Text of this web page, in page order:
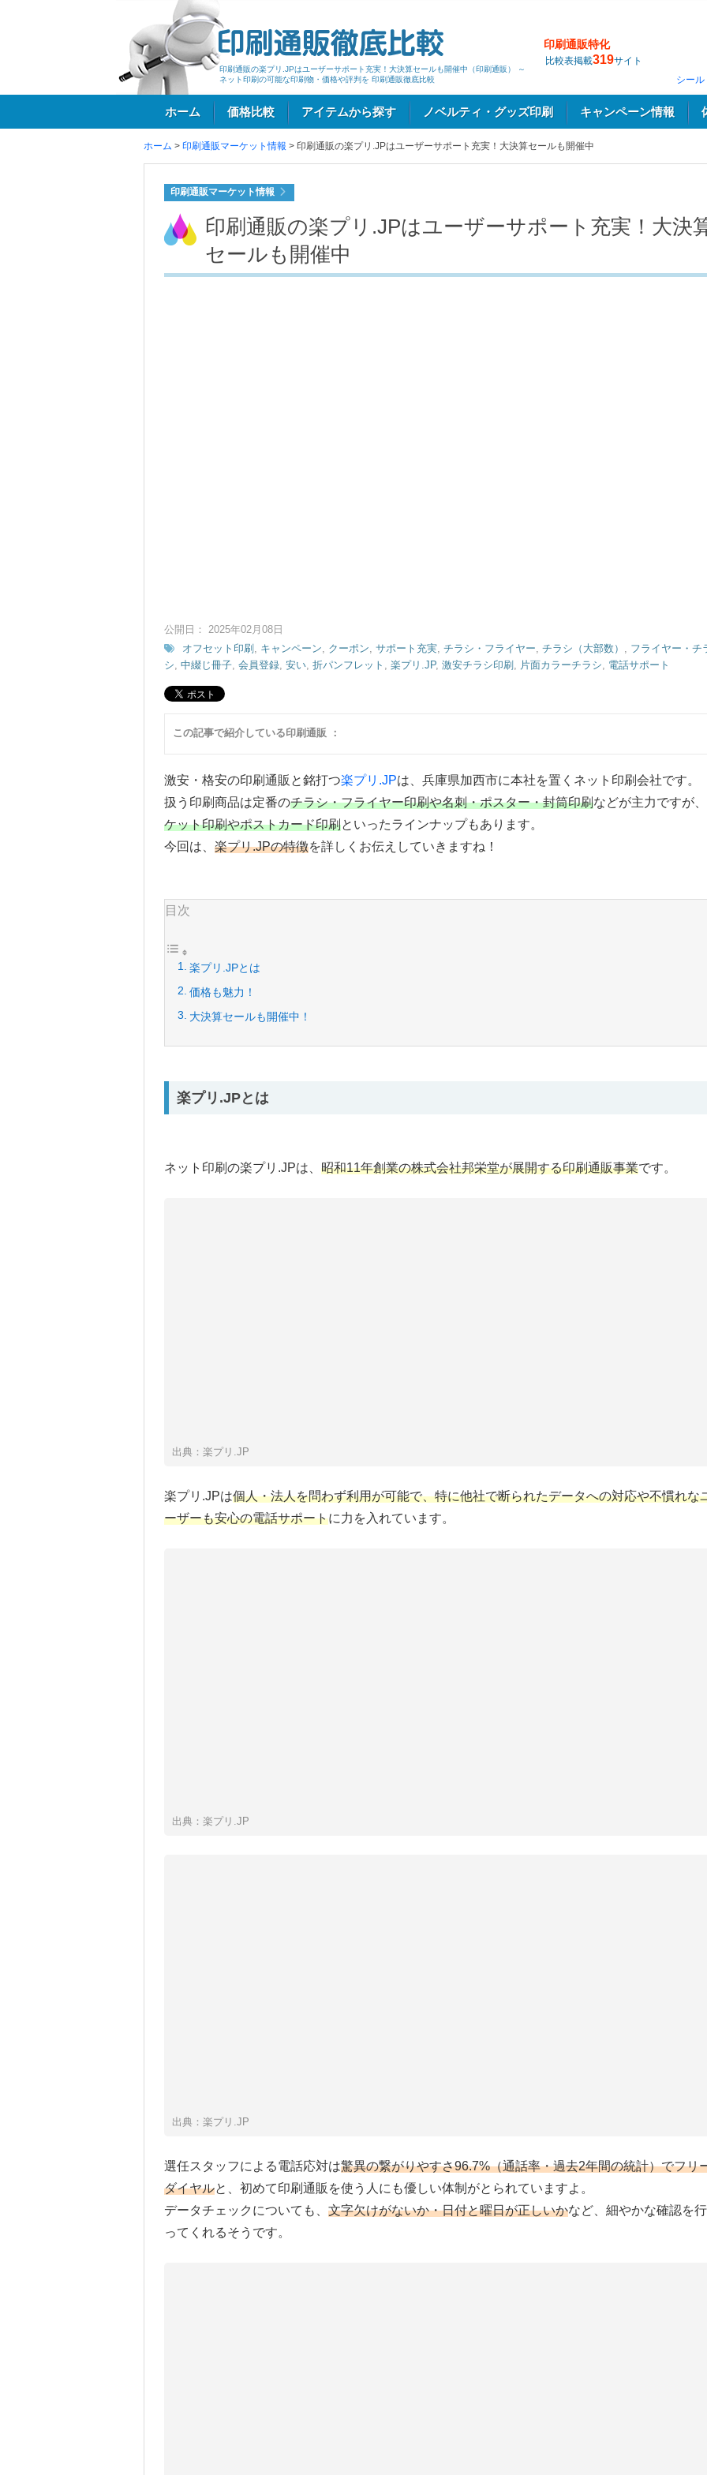
印刷通販の楽プリ.JPはユーザーサポート充実！大決算セールも開催中（印刷通販） ～
ネット印刷の可能な印刷物・価格や評判を 印刷通販徹底比較
印刷通販特化
比較表掲載319サイト
シー
ホーム 価格比較 アイテムから探す ノベルティ・グッズ印刷 キャンペーン情報
ホーム > 印刷通販マーケット情報 > 印刷通販の楽プリ.JPはユーザーサポート充実！大決算セールも開催中
印刷通販マーケット情報
印刷通販の楽プリ.JPはユーザーサポート充実！大決
セールも開催中
公開日： 2025年02月08日
オフセット印刷 , キャンペーン, クーポン,サポート充実,チラシ・フライヤー,チラシ（大部数） , フライヤー・チ
シ, 中綴じ冊子, 会員登録, 安い, 折パンフレット , 楽プリ.JP, 激安チラシ印刷 , 片面カラーチラシ, 電話サポート
この記事で紹介している印刷通販 ：
激安・格安の印刷通販と銘打つ楽プリ.JPは、兵庫県加西市に本社を置くネット印刷会社です。
扱う印刷商品は定番のチラシ・フライヤー印刷や名刺・ポスター・封筒印刷などが主力ですが、
ケット印刷やポストカード印刷といったラインナップもあります。
今回は、 楽プリ.JPの特徴を詳しくお伝えしていきますね！
目次
楽プリ.JPとは
価格も魅力！
大決算セールも開催中！
楽プリ.JPとは
ネット印刷の楽プリ.JPは、 昭和11年創業の株式会社邦栄堂が展開する印刷通販事業です。
出典：楽プリ.JP
楽プリ.JPは個人・法人を問わず利用が可能で、特に他社で断られたデータへの対応や不慣れな
ーザーも安心の電話サポートに力を入れています。
出典：楽プリ.JP
出典：楽プリ.JP
選任スタッフによる電話応対は驚異の繋がりやすさ96.7%（通話率・過去2年間の統計）でフリ
ダイヤルと、初めて印刷通販を使う人にも優しい体制がとられていますよ。
データチェックについても、 文字欠けがないか・日付と曜日が正しいかなど、細やかな確認を
ってくれるそうです。